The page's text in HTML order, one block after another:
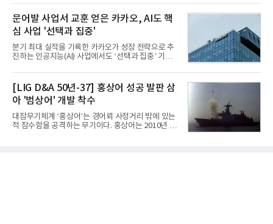
는 조종사가 휴대하는 명령통신장치(PDU, P
체별로 엇갈린 가운데 하반기 신작 흥행과 해외 시장
성과가 실적을 좌우할 핵심 변수로 떠오르고 있다.8일
업계에 따르면 올해 상반기 게임업계는 기업별 성적
표가 크게 갈렸다. 대표적으로 크래프톤은 'PUBG: 배
틀그라운드'의 안정적인 성장에 힘입어 상반기 연결
기준 매출 2조6616억원, 영업이익 9725억원으로 역
대 최대 실적을 기록했다. 엔씨도 올해 출시한 '아이온
동기 대
문어발 사업서 교훈 얻은 카카오, AI도 핵
심 사업 '선택과 집중'
분기 최대 실적을 기록한 카카오가 성장 전략으로 추
진하는 인공지능(AI) 사업에서도 ‘선택과 집중’ 기조
라 투자에 나서는 것과 달리, 카카오는 ‘카카오톡’이
라는 플랫폼 경쟁력을 활용한 AI 에이전트 서비스에
집중하는 전략이다. 과거 무리한 사업 확장 과정에서
겪었던 시행착오를 되풀이하지 않고 핵심 역량에 집
중하겠다는 취지로 풀이된다.7일 업계에 따르면 카카
오는 올해 2분기 연결 기준 매출 2조985억원, 영업이
익 2770억원을 기록했다. 전년 동기 대비 매출과 영업
[LIG D&A 50년-37] 홍상어 성공 발판 삼
아 '범상어' 개발 착수
대잠무기체계 ‘홍상어’는 경어뢰 사정거리 밖에 있는
적 잠수함을 공격하는 무기이다. 홍상어는 2010년 넥